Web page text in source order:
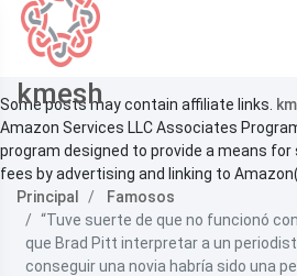
kmesh
Some posts may contain affiliate links.
Amazon Services LLC Associates
program designed to provide a means
fees by advertising and linking to
Principal
Famosos
“Tuve suerte de que no funcionó
que Brad Pitt interpretar a un
conseguir una novia habría sido una